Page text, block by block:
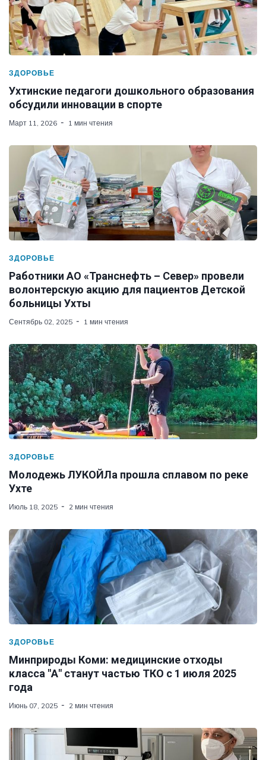
ЗДОРОВЬЕ
Ухтинские педагоги дошкольного образования
обсудили инновации в спорте
Март 11, 2026 1 мин чтения
ЗДОРОВЬЕ
Работники АО «Транснефть – Север» провели
волонтерскую акцию для пациентов Детской
больницы Ухты
Сентябрь 02, 2025 1 мин чтения
ЗДОРОВЬЕ
Молодежь ЛУКОЙЛа прошла сплавом по реке
Ухте
Июль 18, 2025 2 мин чтения
ЗДОРОВЬЕ
Минприроды Коми: медицинские отходы
класса "А" станут частью ТКО с 1 июля 2025
года
Июнь 07, 2025 2 мин чтения